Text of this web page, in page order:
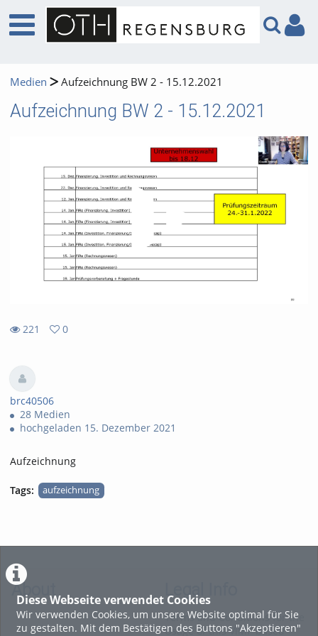
Diese Webseite verwendet Cookies
Wir verwenden Cookies, um unsere Website optimal für Sie
zu gestalten. Mit dem Bestätigen des Buttons "Akzeptieren"
Medien Aufzeichnung BW 2 - 15.12.2021
Aufzeichnung BW 2 - 15.12.2021
221
0
brc40506
28 Medien
hochgeladen 15. Dezember 2021
Aufzeichnung
Tags: aufzeichnung
About Legal Info
Terms and Conditions for the
Usage of this ViMP based